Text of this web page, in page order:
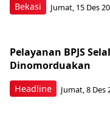
Bekasi Jumat, 15 Des
Headline
Pelayanan BPJS
Dinomorduakan
Jumat, 8 Des